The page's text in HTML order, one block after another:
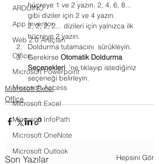
ARDUINO
App Inventor
Web 2.0 Araçları
Office
Microsoft Powerpoint
Microsoft Access
Microsoft Excel
Microsoft InfoPath
Microsoft OneNote
Microsoft Outlook
hücreye 1 ve 2 yazın. 2, 4, 6, 8...
gibi diziler için 2 ve 4 yazın.
2, 2, 2, 2... dizileri için yalnızca ilk
hücreye 2 yazın.
Doldurma tutamacını  sürükleyin.
Gerekirse Otomatik Doldurma
Seçenekleri
  ’ne tıklayıp istediğiniz
seçeneği belirleyin.
Microsoft Excel
Office
Son Yazılar Hepsini Gör